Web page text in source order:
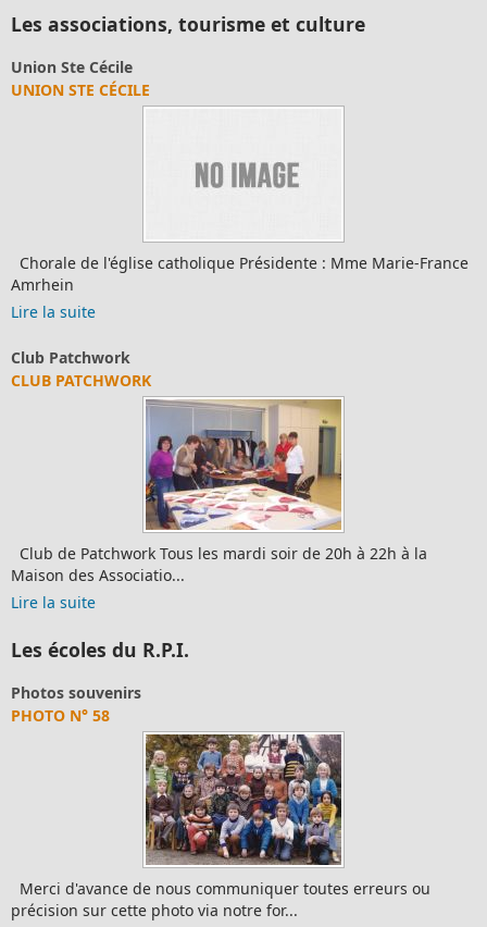
Les associations, tourisme et culture
Club Acti Family
JEUX DE SOCIÉTÉ VARIÉS ET GOÛTER CRÊPES
Lire la suite
Moto Club Jokers
LE MOTO CLUB JOKERS SE PRÉSENTE
LE MOTO CLUB JOKERS DE MERKWILLER PRESENTATION : Le
MCP Jokers est a...
Lire la suite
Les écoles du R.P.I.
Règlements du R.P.I.
LA CHARTE DE LA LAÏCITÉ